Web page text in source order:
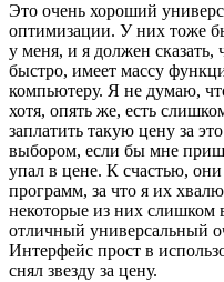
Это очень хороший
оптимизации. У них тоже
у меня, и я должен сказать,
быстро, имеет массу
компьютеру. Я не думаю,
хотя, опять же, есть
заплатить такую цену за
выбором, если бы мне
упал в цене. К счастью,
программ, за что я их
некоторые из них слишком
отличный универсальный
Интерфейс прост в
снял звезду за цену.